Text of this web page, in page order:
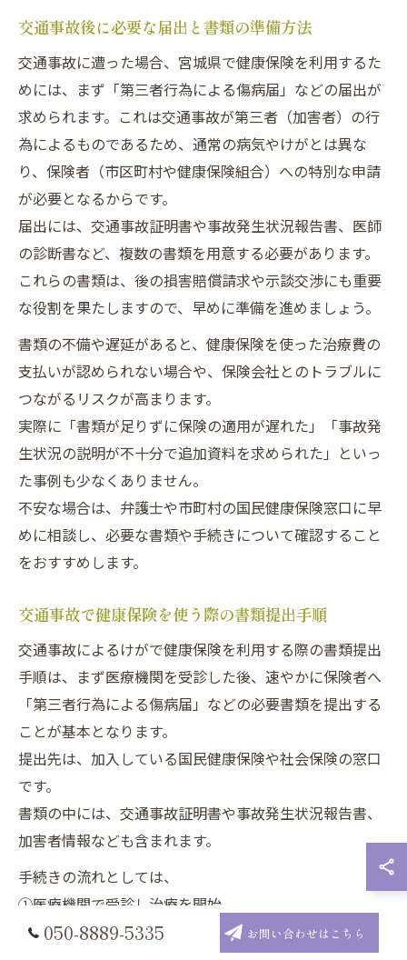
交通事故後に必要な届出と書類の準備方法
交通事故に遭った場合、宮城県で健康保険を利用するた
めには、まず「第三者行為による傷病届」などの届出が
求められます。これは交通事故が第三者（加害者）の行
為によるものであるため、通常の病気やけがとは異な
り、保険者（市区町村や健康保険組合）への特別な申請
が必要となるからです。
届出には、交通事故証明書や事故発生状況報告書、医師
の診断書など、複数の書類を用意する必要があります。
これらの書類は、後の損害賠償請求や示談交渉にも重要
な役割を果たしますので、早めに準備を進めましょう。
書類の不備や遅延があると、健康保険を使った治療費の
支払いが認められない場合や、保険会社とのトラブルに
つながるリスクが高まります。
実際に「書類が足りずに保険の適用が遅れた」「事故発
生状況の説明が不十分で追加資料を求められた」といっ
た事例も少なくありません。
不安な場合は、弁護士や市町村の国民健康保険窓口に早
めに相談し、必要な書類や手続きについて確認すること
をおすすめします。
交通事故で健康保険を使う際の書類提出手順
交通事故によるけがで健康保険を利用する際の書類提出
手順は、まず医療機関を受診した後、速やかに保険者へ
「第三者行為による傷病届」などの必要書類を提出する
ことが基本となります。
提出先は、加入している国民健康保険や社会保険の窓口
です。
書類の中には、交通事故証明書や事故発生状況報告書、
加害者情報なども含まれます。
手続きの流れとしては、
①医療機関で受診し治療を開始
②必要書類を集める
050-8889-5335 お問い合わせはこちら